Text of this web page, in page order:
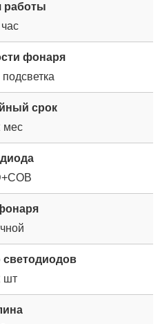
работы
фонаря
срок
мес
светодиодов
шт